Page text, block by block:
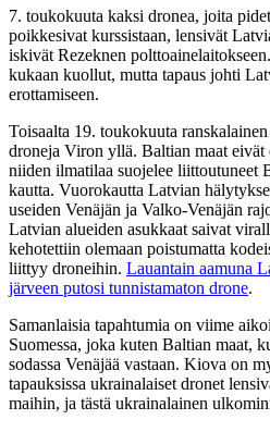
7. toukokuuta kaksi dronea, joita
poikkesivat kurssistaan, lensivät
iskivät Rezeknen
kukaan kuollut, mutta tapaus johti
erottamiseen.
Toisaalta 19. toukokuuta
droneja Viron yllä. Baltian maat
niiden ilmatilaa suojelee liittoutuneet
kautta. Vuorokautta Latvian
useiden Venäjän ja Valko-Venäjän
Latvian alueiden asukkaat saivat
kehotettiin olemaan poistumatta
liittyy droneihin. Lauantain aamuna
järveen putosi tunnistamaton drone.
Samanlaisia tapahtumia on viime
Suomessa, joka kuten Baltian maat,
sodassa Venäjää vastaan. Kiova on
tapauksissa ukrainalaiset dronet
maihin, ja tästä ukrainalainen